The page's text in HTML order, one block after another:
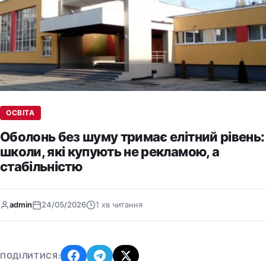
ОСВІТА
Оболонь без шуму тримає елітний рівень:
школи, які купують не рекламою, а
стабільністю
admin 24/05/2026 1 хв читання
ПОДІЛИТИСЯ: